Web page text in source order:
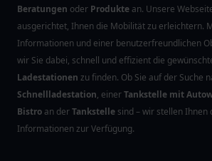
Beratungen oder Produkte an. Unsere
ausgerichtet, Ihnen die Mobilität zu erleichtern.
Informationen und einer benutzerfreundlichen
wir Sie dabei, schnell und effizient die
Ladestationen zu finden. Ob Sie auf der Suche
Schnellladestation, einerTankstelle mit
Bistro an derTankstelle sind – wir stellen Ihnen
Informationen zur Verfügung.